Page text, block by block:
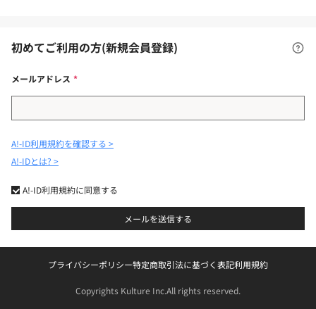
初めてご利用の方(新規会員登録)
メールアドレス
A!-ID利用規約に同意する
メールを送信する
A!-ID利用規約を確認する
A!-IDとは?
プライバシーポリシー特定商取引法に基づく表記利用規約
Copyrights Kulture Inc.All rights reserved.